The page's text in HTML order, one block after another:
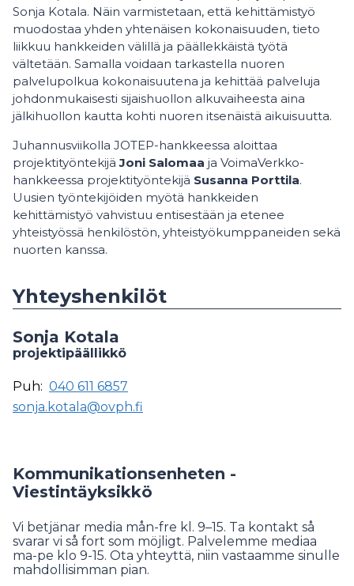
Sonja Kotala. Näin varmistetaan, että kehittämistyö
muodostaa yhden yhtenäisen kokonaisuuden, tieto
liikkuu hankkeiden välillä ja päällekkäistä työtä
vältetään. Samalla voidaan tarkastella nuoren
palvelupolkua kokonaisuutena ja kehittää palveluja
johdonmukaisesti sijaishuollon alkuvaiheesta aina
jälkihuollon kautta kohti nuoren itsenäistä aikuisuutta.
Juhannusviikolla JOTEP-hankkeessa aloittaa
projektityöntekijäJoni Salomaa ja VoimaVerkko-
hankkeessa projektityöntekijä Susanna Porttila.
Uusien työntekijöiden myötä hankkeiden
kehittämistyö vahvistuu entisestään ja etenee
yhteistyössä henkilöstön, yhteistyökumppaneiden sekä
nuorten kanssa.
Yhteyshenkilöt
Sonja Kotala
projektipäällikkö
Puh: 040 611 6857
sonja.kotala@ovph.fi
Kommunikationsenheten -
Viestintäyksikkö
Vi betjänar media mån-fre kl. 9–15. Ta kontakt så
svarar vi så fort som möjligt. Palvelemme mediaa
ma-pe klo 9-15. Ota yhteyttä, niin vastaamme sinulle
mahdollisimman pian.